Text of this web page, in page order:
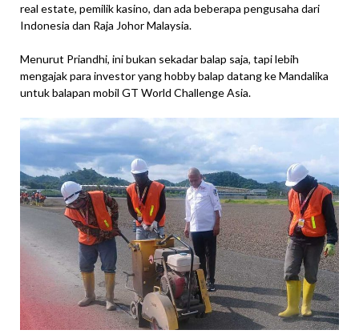
real estate, pemilik kasino, dan ada beberapa pengusaha dari
Indonesia dan Raja Johor Malaysia.
Menurut Priandhi, ini bukan sekadar balap saja, tapi lebih
mengajak para investor yang hobby balap datang ke Mandalika
untuk balapan mobil GT World Challenge Asia.